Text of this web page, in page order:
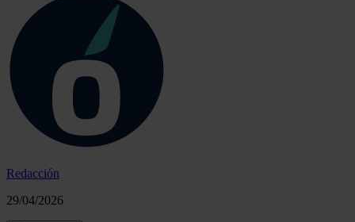
Redacción
29/04/2026